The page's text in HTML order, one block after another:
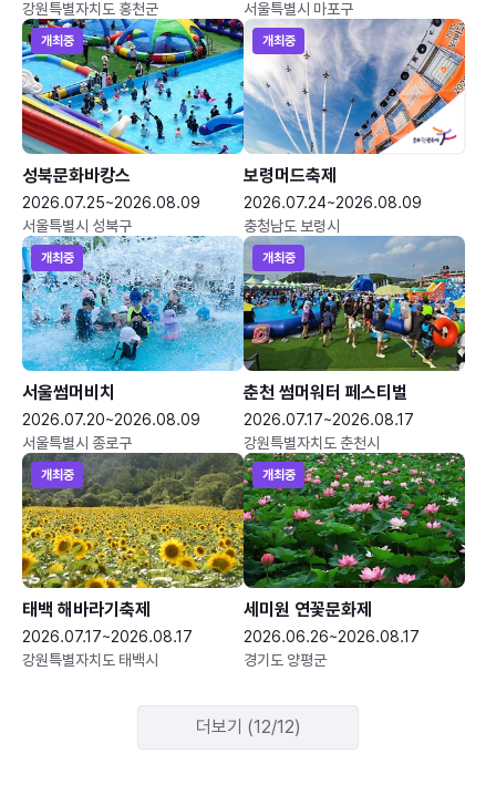
강원특별자치도 홍천군
서울특별시 마포구
개최중
성북문화바캉스
2026.07.25~2026.08.09
서울특별시 성북구
개최중
보령머드축제
2026.07.24~2026.08.09
충청남도 보령시
개최중
서울썸머비치
2026.07.20~2026.08.09
서울특별시 종로구
개최중
춘천 썸머워터 페스티벌
2026.07.17~2026.08.17
강원특별자치도 춘천시
개최중
태백 해바라기축제
2026.07.17~2026.08.17
강원특별자치도 태백시
개최중
세미원 연꽃문화제
2026.06.26~2026.08.17
경기도 양평군
더보기 (12/12)